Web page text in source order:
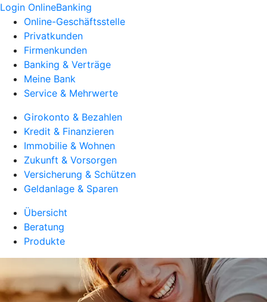
Login OnlineBanking
Online-Geschäftsstelle
Privatkunden
Firmenkunden
Banking & Verträge
Meine Bank
Service & Mehrwerte
Girokonto & Bezahlen
Kredit & Finanzieren
Immobilie & Wohnen
Zukunft & Vorsorgen
Versicherung & Schützen
Geldanlage & Sparen
Übersicht
Beratung
Produkte